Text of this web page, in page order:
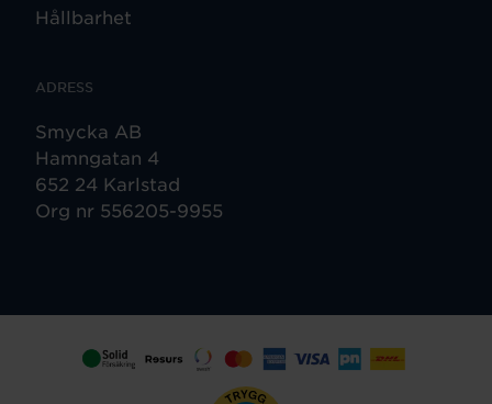
Hållbarhet
ADRESS
Smycka AB
Hamngatan 4
652 24 Karlstad
Org nr 556205-9955